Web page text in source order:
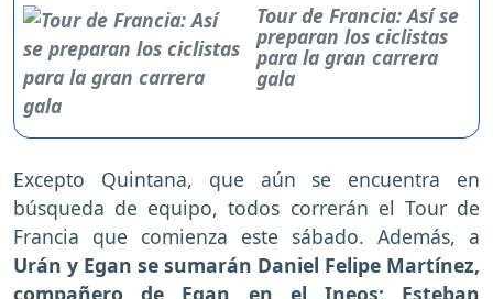
Tour de Francia: Así se
preparan los ciclistas
para la gran carrera
gala
Excepto Quintana, que aún se encuentra en
búsqueda de equipo, todos correrán el Tour de
Francia que comienza este sábado. Además, a
Urán y Egan se sumarán Daniel Felipe Martínez,
compañero de Egan en el Ineos; Esteban